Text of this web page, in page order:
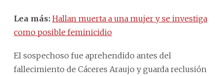
Lea más: Hallan muerta a una mujer y se investiga
como posible feminicidio
El sospechoso fue aprehendido antes del
fallecimiento de Cáceres Araujo y guarda reclusión